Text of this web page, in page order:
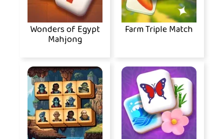
Wonders of Egypt
Mahjong
Farm Triple Match